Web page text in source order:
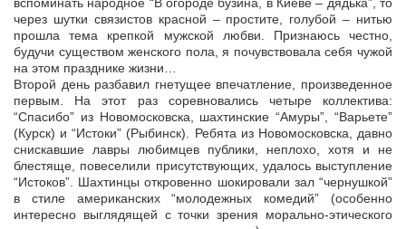
вспоминать народное “В огороде бузина, в Киеве – дядька”, то
через шутки связистов красной – простите, голубой – нитью
прошла тема крепкой мужской любви. Признаюсь честно,
будучи существом женского пола, я почувствовала себя чужой
на этом празднике жизни…
Второй день разбавил гнетущее впечатление, произведенное
первым. На этот раз соревновались четыре коллектива:
“Спасибо” из Новомосковска, шахтинские “Амуры”, “Варьете”
(Курск) и “Истоки” (Рыбинск). Ребята из Новомосковска, давно
снискавшие лавры любимцев публики, неплохо, хотя и не
блестяще, повеселили присутствующих, удалось выступление
“Истоков”. Шахтинцы откровенно шокировали зал “чернушкой”
в стиле американских “молодежных комедий” (особенно
интересно выглядящей с точки зрения морально-этического